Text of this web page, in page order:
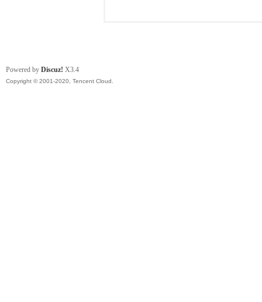
Powered by Discuz! X3.4
Copyright © 2001-2020, Tencent Cloud.